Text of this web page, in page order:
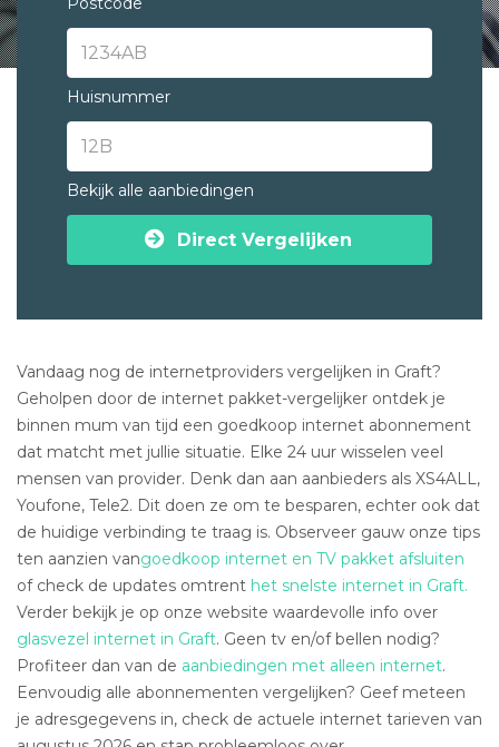
Huisnummer
Bekijk alle aanbiedingen
Direct Vergelijken
Vandaag nog de internetproviders vergelijken in Graft?
Geholpen door de internet pakket-vergelijker ontdek je
binnen mum van tijd een goedkoop internet abonnement
dat matcht met jullie situatie. Elke 24 uur wisselen veel
mensen van provider. Denk dan aan aanbieders als XS4ALL,
Youfone, Tele2. Dit doen ze om te besparen, echter ook dat
de huidige verbinding te traag is. Observeer gauw onze tips
ten aanzien vangoedkoop internet en TV pakket afsluiten
of check de updates omtrent het snelste internet in Graft.
Verder bekijk je op onze website waardevolle info over
glasvezel internet in Graft. Geen tv en/of bellen nodig?
Profiteer dan van de aanbiedingen met alleen internet.
Eenvoudig alle abonnementen vergelijken? Geef meteen
je adresgegevens in, check de actuele internet tarieven van